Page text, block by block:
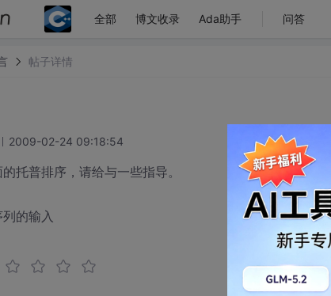
全部 博文收录 Ada助手 问答
帖子详情
2009-02-24 09:18:54
托普排序，请给与一些指导。
的输入